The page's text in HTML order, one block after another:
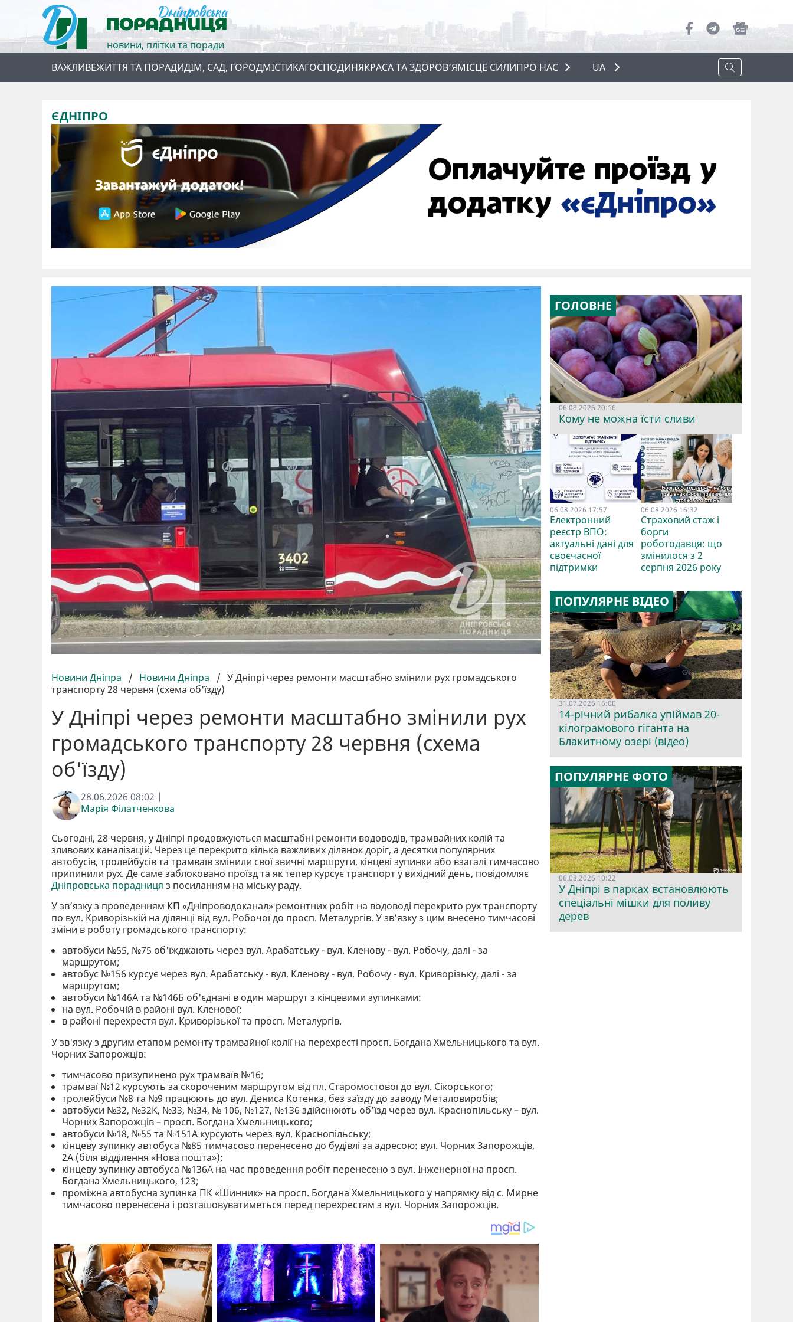
новини, плітки та поради
ВАЖЛИВЕЖИТТЯ ТА ПОРАДИДІМ, САД, ГОРОДМІСТИКАГОСПОДИНЯКРАСА ТА ЗДОРОВ’ЯМІСЦЕ СИЛИПРО НАС
UA
ЄДНІПРО
Новини Дніпра / Новини Дніпра / У Дніпрі через ремонти масштабно змінили рух громадського
транспорту 28 червня (схема об'їзду)
У Дніпрі через ремонти масштабно змінили рух
громадського транспорту 28 червня (схема
об'їзду)
28.06.2026 08:02 |
Марія Філатченкова
Сьогодні, 28 червня, у Дніпрі продовжуються масштабні ремонти водоводів, трамвайних колій та
зливових каналізацій. Через це перекрито кілька важливих ділянок доріг, а десятки популярних
автобусів, тролейбусів та трамваїв змінили свої звичні маршрути, кінцеві зупинки або взагалі тимчасово
припинили рух. Де саме заблоковано проїзд та як тепер курсує транспорт у вихідний день, повідомляє
Дніпровська порадниця з посиланням на міську раду.
У зв’язку з проведенням КП «Дніпроводоканал» ремонтних робіт на водоводі перекрито рух транспорту
по вул. Криворізькій на ділянці від вул. Робочої до просп. Металургів. У зв’язку з цим внесено тимчасові
зміни в роботу громадського транспорту:
автобуси №55, №75 об'їжджають через вул. Арабатську - вул. Кленову - вул. Робочу, далі - за
маршрутом;
автобус №156 курсує через вул. Арабатську - вул. Кленову - вул. Робочу - вул. Криворізьку, далі - за
маршрутом;
автобуси №146А та №146Б об'єднані в один маршрут з кінцевими зупинками:
на вул. Робочій в районі вул. Кленової;
в районі перехрестя вул. Криворізької та просп. Металургів.
У зв'язку з другим етапом ремонту трамвайної колії на перехресті просп. Богдана Хмельницького та вул.
Чорних Запорожців:
тимчасово призупинено рух трамваїв №16;
трамваї №12 курсують за скороченим маршрутом від пл. Старомостової до вул. Сікорського;
тролейбуси №8 та №9 працюють до вул. Дениса Котенка, без заїзду до заводу Металовиробів;
автобуси №32, №32К, №33, №34, № 106, №127, №136 здійснюють об’їзд через вул. Краснопільську – вул.
Чорних Запорожців – просп. Богдана Хмельницького;
автобуси №18, №55 та №151А курсують через вул. Краснопільську;
кінцеву зупинку автобуса №85 тимчасово перенесено до будівлі за адресою: вул. Чорних Запорожців,
2А (біля відділення «Нова пошта»);
кінцеву зупинку автобуса №136А на час проведення робіт перенесено з вул. Інженерної на просп.
Богдана Хмельницького, 123;
проміжна автобусна зупинка ПК «Шинник» на просп. Богдана Хмельницького у напрямку від с. Мирне
тимчасово перенесена і розташовуватиметься перед перехрестям з вул. Чорних Запорожців.
ГОЛОВНЕ
06.08.2026 20:16
Кому не можна їсти сливи
06.08.2026 17:57
Електронний
реєстр ВПО:
актуальні дані для
своєчасної
підтримки
06.08.2026 16:32
Страховий стаж і
борги
роботодавця: що
змінилося з 2
серпня 2026 року
ПОПУЛЯРНЕ ВІДЕО
31.07.2026 16:00
14-річний рибалка упіймав 20-
кілограмового гіганта на
Блакитному озері (відео)
ПОПУЛЯРНЕ ФОТО
06.08.2026 10:22
У Дніпрі в парках встановлюють
спеціальні мішки для поливу
дерев